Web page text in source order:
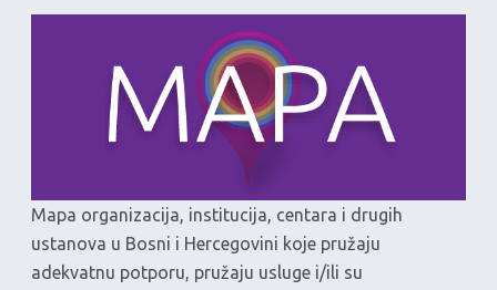
Mapa organizacija, institucija, centara i drugih
ustanova u Bosni i Hercegovini koje pružaju
adekvatnu potporu, pružaju usluge i/ili su